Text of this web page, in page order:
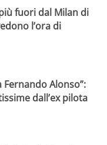
fuori dal Milan di
l’ora di
Fernando Alonso”:
dall’ex pilota